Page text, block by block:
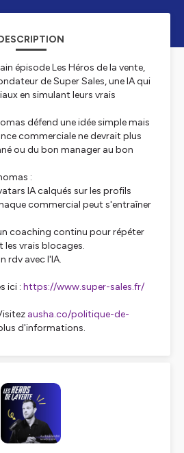
épisode Les Héros de la vente,
de Super Sales, une IA qui
en simulant leurs vrais
défend une idée simple mais
commerciale ne devrait plus
ou du bon manager au bon
:
IA calqués sur les profils
commercial peut s'entraîner
coaching continu pour répéter
les vrais blocages.
rdv avec l'IA.
ici : https://www.super-sales.fr/
ausha.co/politique-de-
d'informations.